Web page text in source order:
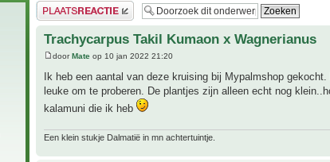
Plaats een reactie
Trachycarpus Takil Kumaon x Wagnerianus
doorMate op 10 jan 2022 21:20
Ik heb een aantal van deze kruising bij Mypalmshop
leuke om te proberen. De plantjes zijn alleen echt nog
kalamuni die ik heb
Een klein stukje Dalmatië in mn achtertuintje.